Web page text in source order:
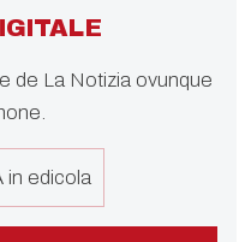
de La Notizia ovunque